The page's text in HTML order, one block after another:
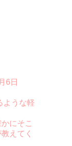
6日
ような軽
にそこ
えてく